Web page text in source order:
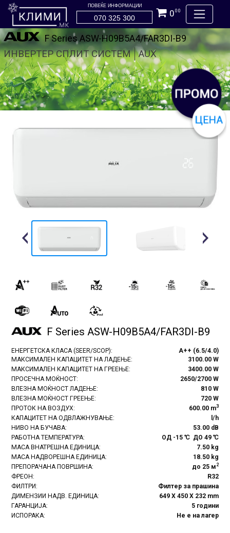
ПОВЕЌЕ ИНФОРМАЦИИ
070 325 300 000
F Series ASW-H09B5А4/FAR3DI-B9
ИНВЕРТЕР СПЛИТ СИСТЕМ AUX
Previous Next
F Series ASW-H09B5А4/FAR3DI-B9
ЕНЕРГЕТСКА КЛАСА (SEER/SCOP):
A++ (6.5/4.0)
МАКСИМАЛЕН КАПАЦИТЕТ НА ЛАДЕЊЕ:
3100.00 W
МАКСИМАЛЕН КАПАЦИТЕТ НА ГРЕЕЊЕ:
3400.00 W
ПРОСЕЧНА МОЌНОСТ:
2650/2700 W
ВЛЕЗНА МОЌНОСТ ЛАДЕЊЕ:
810 W
ВЛЕЗНА МОЌНОСТ ГРЕЕЊЕ:
720 W
ПРОТОК НА ВОЗДУХ:
600.00 m3
КАПАЦИТЕТ НА ОДВЛАЖНУВАЊЕ:
l/h
НИВО НА БУЧАВА:
53.00 dB
РАБОТНА ТЕМПЕРАТУРА:
ОД -15 ℃ ДО 49 ℃
МАСА ВНАТРЕШНА ЕДИНИЦА:
7.50 kg
МАСА НАДВОРЕШНА ЕДИНИЦА:
18.50 kg
ПРЕПОРАЧАНА ПОВРШИНА:
до 25 м2
ФРЕОН:
R32
ФИЛТРИ:
Филтер за прашина
ДИМЕНЗИИ НАДВ. ЕДИНИЦА:
649 X 450 X 232 mm
ГАРАНЦИЈА:
5 години
ИСПОРАКА:
Не е на лагер